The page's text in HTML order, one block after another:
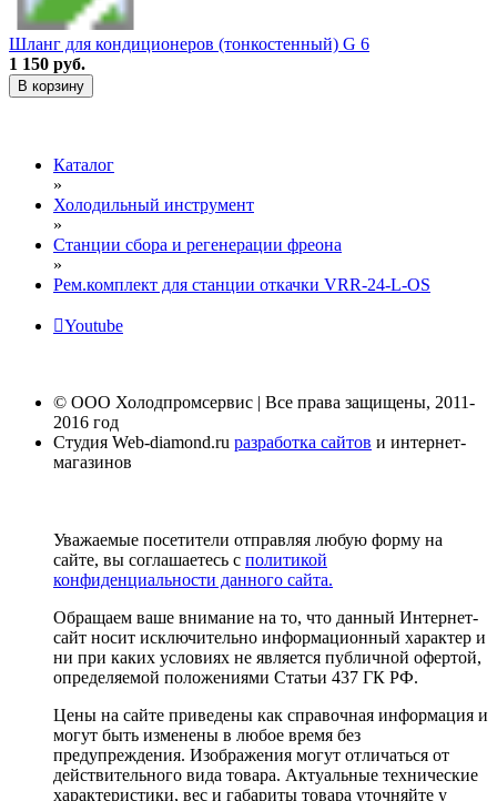
Шланг для кондиционеров (тонкостенный) G 6
1 150 руб.
В корзину
Каталог
»
Холодильный инструмент
»
Станции сбора и регенерации фреона
»
Рем.комплект для станции откачки VRR-24-L-OS
Youtube
© ООО Холодпромсервис | Все права защищены, 2011-
2016 год
Студия Web-diamond.ru разработка сайтов и интернет-
магазинов
Уважаемые посетители отправляя любую форму на
сайте, вы соглашаетесь с политикой
конфиденциальности данного сайта.
Обращаем ваше внимание на то, что данный Интернет-
сайт носит исключительно информационный характер и
ни при каких условиях не является публичной офертой,
определяемой положениями Статьи 437 ГК РФ.
Цены на сайте приведены как справочная информация и
могут быть изменены в любое время без
предупреждения. Изображения могут отличаться от
действительного вида товара. Актуальные технические
характеристики, вес и габариты товара уточняйте у